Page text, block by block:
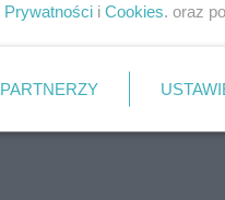
Prywatności i Cookies. oraz
PARTNERZY